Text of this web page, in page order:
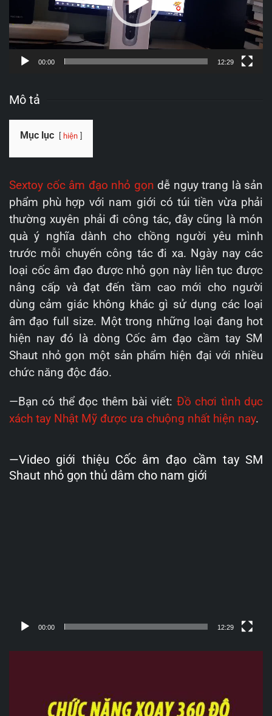
00:00 12:29
Mô tả
Mục lục hiện
Sextoy cốc âm đạo nhỏ gọn dễ ngụy trang là sản
phẩm phù hợp với nam giới có túi tiền vừa phải
thường xuyên phải đi công tác, đây cũng là món
quà ý nghĩa dành cho chồng người yêu mình
trước mỗi chuyến công tác đi xa. Ngày nay các
loại cốc âm đạo được nhỏ gọn này liên tục được
nâng cấp và đạt đến tầm cao mới cho người
dùng cảm giác không khác gì sử dụng các loại
âm đạo full size. Một trong những loại đang hot
hiện nay đó là dòng Cốc âm đạo cầm tay SM
Shaut nhỏ gọn một sản phẩm hiện đại với nhiều
chức năng độc đáo.
—Bạn có thể đọc thêm bài viết: Đồ chơi tình dục
xách tay Nhật Mỹ được ưa chuộng nhất hiện nay.
—Video giới thiệu Cốc âm đạo cầm tay SM
Shaut nhỏ gọn thủ dâm cho nam giới
00:00 12:29